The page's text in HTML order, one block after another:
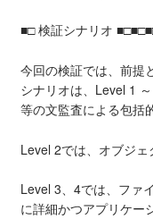
■□ 検証シナリオ
今回の検証では、前提
シナリオは、Level 1
等の文監査による包括
Level 2では、オブジェ
Level 3、4では、ファ
に詳細かつアプリケー